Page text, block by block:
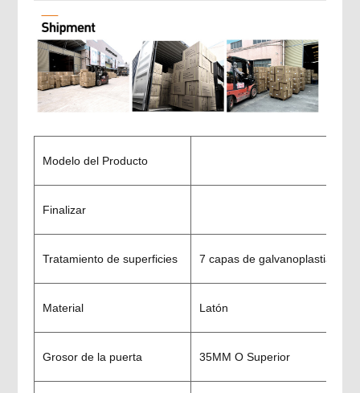
Modelo del Producto
Finalizar
Tratamiento de superficies 7 capas de galvanoplastia de
Material Latón
Grosor de la puerta 35MM O Superior